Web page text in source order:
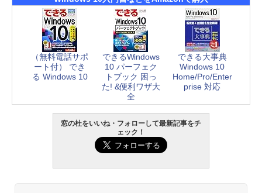
（無料電話サポ
ート付） でき
る Windows 10
できるWindows
10 パーフェク
トブック 困っ
た! &便利ワザ大
全
できる大事典
Windows 10
Home/Pro/Enter
prise 対応
窓の杜をいいね・フォローして最新記事をチ
ェック！